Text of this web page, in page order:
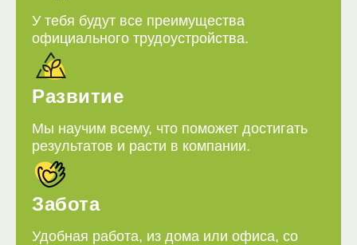
У тебя будут все преимущества
официального трудоустройства.
Развитие
Мы научим всему, что поможет достигать
результатов и расти в компании.
Забота
Удобная работа, из дома или офиса, со